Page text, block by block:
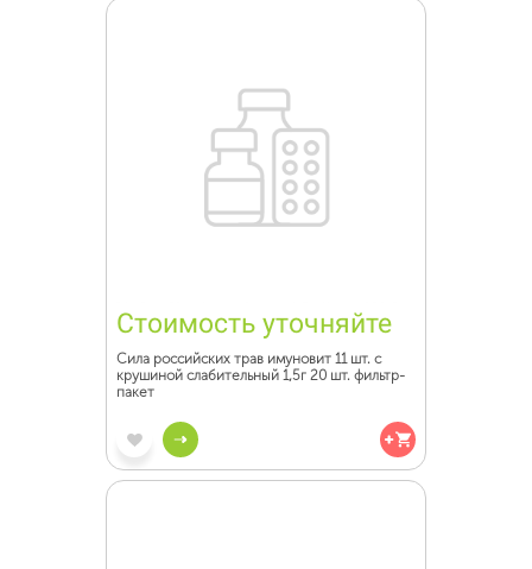
Стоимость уточняйте
Сила российских трав имуновит 11 шт. с
крушиной слабительный 1,5г 20 шт. фильтр-
пакет